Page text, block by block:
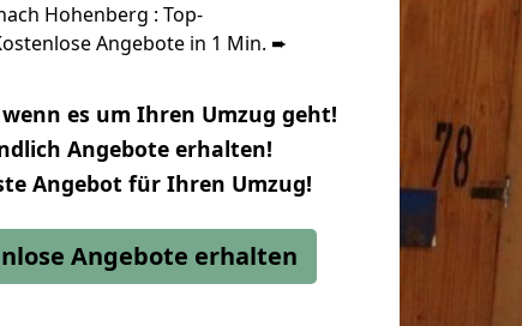
Hohenberg : Top-
Angebote in 1 Min. ➨
es um Ihren Umzug geht!
Angebote erhalten!
Angebot für Ihren Umzug!
Angebote erhalten